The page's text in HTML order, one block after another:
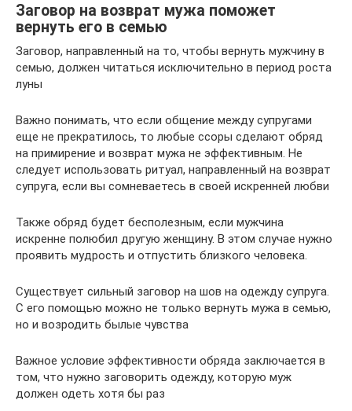
Заговор на возврат мужа поможет
вернуть его в семью
Заговор, направленный на то, чтобы вернуть мужчину в
семью, должен читаться исключительно в период роста
луны
Важно понимать, что если общение между супругами
еще не прекратилось, то любые ссоры сделают обряд
на примирение и возврат мужа не эффективным. Не
следует использовать ритуал, направленный на возврат
супруга, если вы сомневаетесь в своей искренней любви
Также обряд будет бесполезным, если мужчина
искренне полюбил другую женщину. В этом случае нужно
проявить мудрость и отпустить близкого человека.
Существует сильный заговор на шов на одежду супруга.
С его помощью можно не только вернуть мужа в семью,
но и возродить былые чувства
Важное условие эффективности обряда заключается в
том, что нужно заговорить одежду, которую муж
должен одеть хотя бы раз